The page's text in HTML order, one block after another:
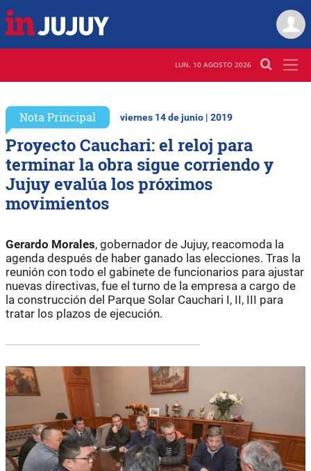
LUN. 10 AGOSTO 2026
Nota Principal viernes 14 de junio | 2019
Proyecto Cauchari: el reloj para
terminar la obra sigue corriendo y
Jujuy evalúa los próximos
movimientos
Gerardo Morales, gobernador de Jujuy, reacomoda la
agenda después de haber ganado las elecciones. Tras la
reunión con todo el gabinete de funcionarios para ajustar
nuevas directivas, fue el turno de la empresa a cargo de
la construcción del Parque Solar Cauchari I, II, III para
tratar los plazos de ejecución.